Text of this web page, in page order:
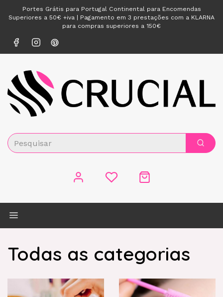
Portes Grátis para Portugal Continental para Encomendas
Superiores a 50€ +iva | Pagamento em 3 prestações com a KLARNA
para compras superiores a 150€
Alternar
Todas as categorias
Categorias